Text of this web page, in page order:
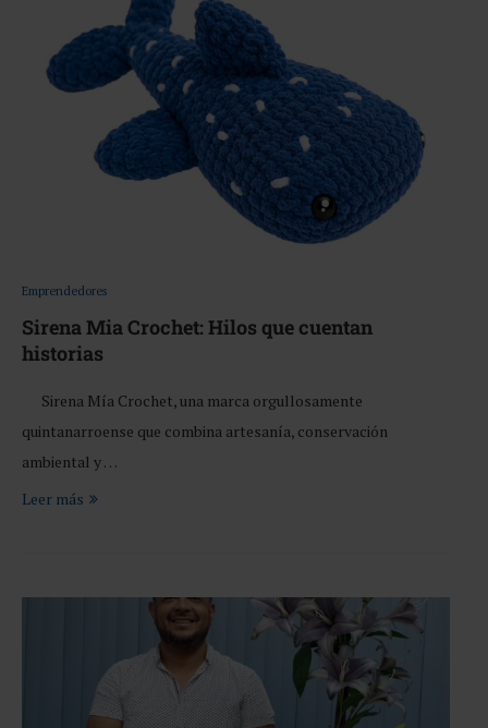
Emprendedores
Sirena Mia Crochet: Hilos que cuentan
historias
Sirena Mía Crochet, una marca orgullosamente
quintanarroense que combina artesanía, conservación
ambiental y …
Leer más